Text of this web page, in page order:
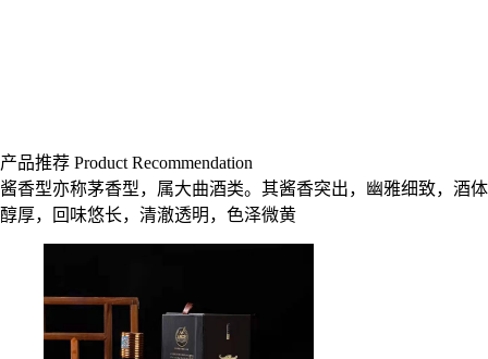
产品推荐 Product Recommendation
酱香型亦称茅香型，属大曲酒类。其酱香突出，幽雅细致，酒体
醇厚，回味悠长，清澈透明，色泽微黄